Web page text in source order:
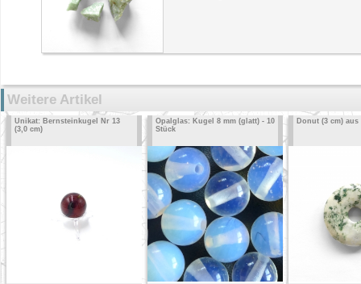
Weitere Artikel
Unikat: Bernsteinkugel Nr 13
(3,0 cm)
Opalglas: Kugel 8 mm (glatt) - 10
Stück
Donut (3 cm) aus